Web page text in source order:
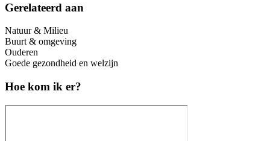
Gerelateerd aan
Natuur & Milieu
Buurt & omgeving
Ouderen
Goede gezondheid en welzijn
Hoe kom ik er?